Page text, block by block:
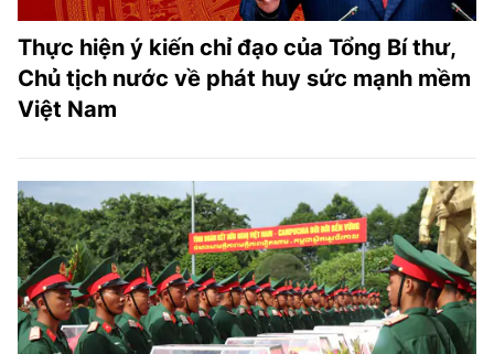
Thực hiện ý kiến chỉ đạo của Tổng Bí thư,
Chủ tịch nước về phát huy sức mạnh mềm
Việt Nam